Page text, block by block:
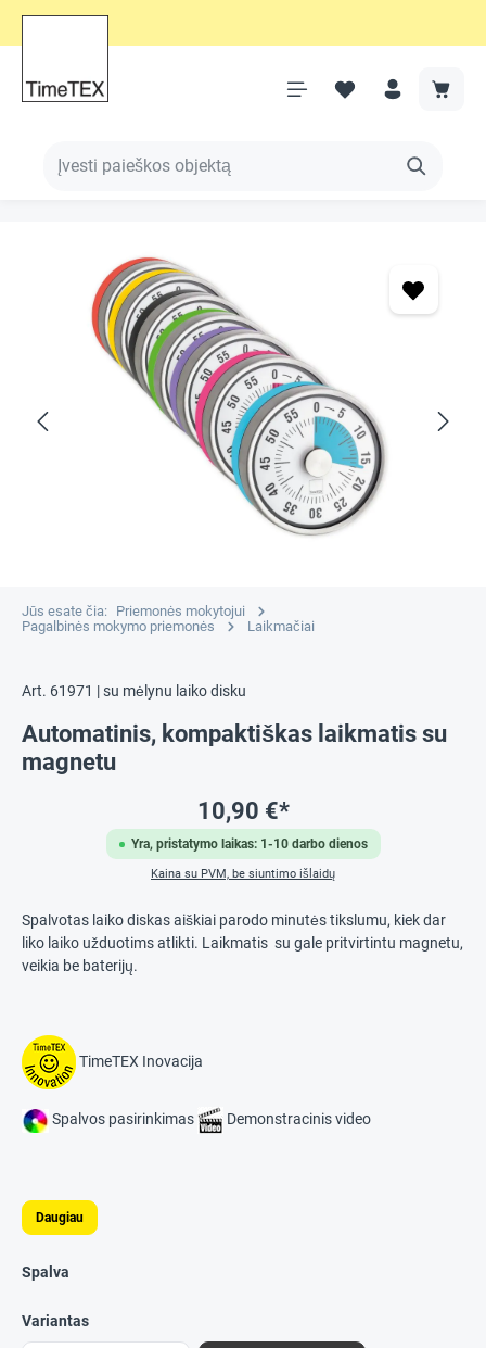
Jūs esate čia: Priemonės mokytojui
Pagalbinės mokymo priemonės
Laikmačiai
Art. 61971 | su mėlynu laiko disku
Automatinis, kompaktiškas laikmatis su
magnetu
Yra, pristatymo laikas: 1-10 darbo dienos
10,90 €*
Kaina su PVM, be siuntimo išlaidų
Spalvotas laiko diskas aiškiai parodo minutės tikslumu, kiek dar
liko laiko užduotims atlikti. Laikmatis su gale pritvirtintu magnetu,
veikia be baterijų.
TimeTEX Inovacija
Spalvos pasirinkimas Demonstracinis video
Daugiau
Spalva
Variantas